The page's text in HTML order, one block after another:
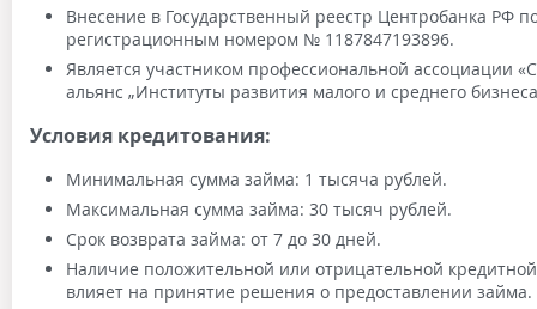
Внесение в Государственный реестр Центробанка РФ
регистрационным номером № 1187847193896.
Является участником профессиональной ассоциации
альянс „Институты развития малого и среднего
Условия кредитования:
Минимальная сумма займа: 1 тысяча рублей.
Максимальная сумма займа: 30 тысяч рублей.
Срок возврата займа: от 7 до 30 дней.
Наличие положительной или отрицательной
влияет на принятие решения о предоставлении займа.